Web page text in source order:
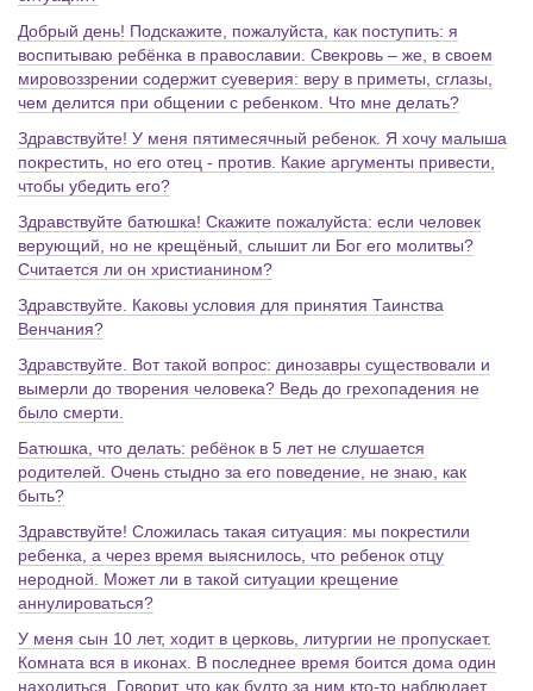
Добрый день! Подскажите, пожалуйста, как поступить: я
воспитываю ребёнка в православии. Свекровь – же, в своем
мировоззрении содержит суеверия: веру в приметы, сглазы,
чем делится при общении с ребенком. Что мне делать?
Здравствуйте! У меня пятимесячный ребенок. Я хочу малыша
покрестить, но его отец - против. Какие аргументы привести,
чтобы убедить его?
Здравствуйте батюшка! Скажите пожалуйста: если человек
верующий, но не крещёный, слышит ли Бог его молитвы?
Считается ли он христианином?
Здравствуйте. Каковы условия для принятия Таинства
Венчания?
Здравствуйте. Вот такой вопрос: динозавры существовали и
вымерли до творения человека? Ведь до грехопадения не
было смерти.
Батюшка, что делать: ребёнок в 5 лет не слушается
родителей. Очень стыдно за его поведение, не знаю, как
быть?
Здравствуйте! Сложилась такая ситуация: мы покрестили
ребенка, а через время выяснилось, что ребенок отцу
неродной. Может ли в такой ситуации крещение
аннулироваться?
У меня сын 10 лет, ходит в церковь, литургии не пропускает.
Комната вся в иконах. В последнее время боится дома один
находиться. Говорит, что как будто за ним кто-то наблюдает.